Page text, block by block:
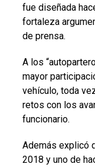
fue diseñada
fortaleza
de prensa.
A los
mayor
vehículo, toda
retos con los
funcionario.
Además explicó
2018 y uno de